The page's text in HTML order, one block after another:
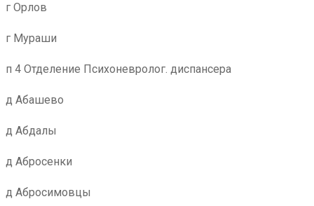
г Орлов
г Мураши
п 4 Отделение Психоневролог. диспансера
д Абашево
д Абдалы
д Абросенки
д Абросимовцы